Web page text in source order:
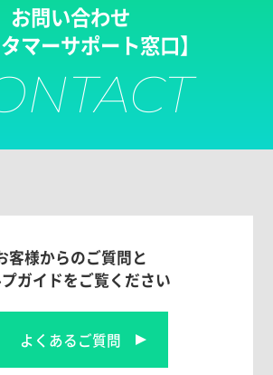
お問い合わせ
タマーサポート窓口】
客様からのご質問と
ガイドをご覧ください
よくあるご質問